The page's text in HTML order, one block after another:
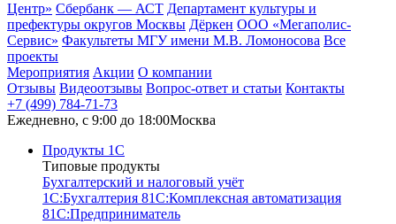
Центр» Сбербанк — АСТ Департамент культуры и
префектуры округов Москвы Дёркен ООО «Мегаполис-
Сервис» Факультеты МГУ имени М.В. Ломоносова Все
проекты
Мероприятия Акции О компании
Отзывы Видеоотзывы Вопрос-ответ и статьи Контакты
+7 (499) 784-71-73
Ежедневно, c 9:00 до 18:00Москва
Продукты 1С
Типовые продукты
Бухгалтерский и налоговый учёт
1С:Бухгалтерия 81С:Комплексная автоматизация
81С:Предприниматель